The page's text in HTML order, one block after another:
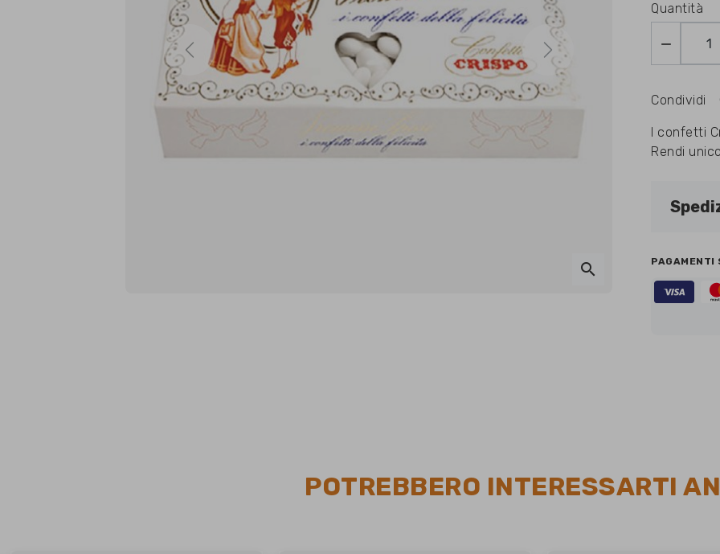
Previous Next
search
Quantità

Condividi
I confetti
Rendi
PAGAMENTI
POTREBBERO INTERESSARTI